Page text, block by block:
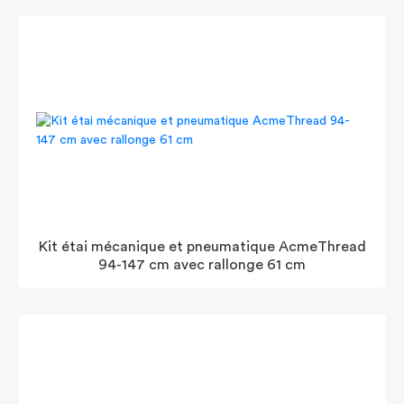
Kit étai mécanique et pneumatique AcmeThread
94-147 cm avec rallonge 61 cm